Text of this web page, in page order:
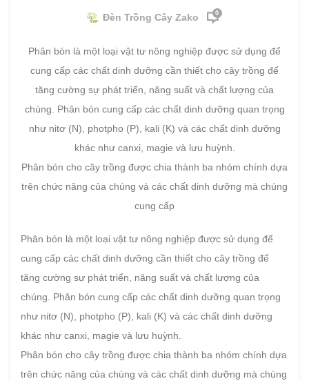
Đèn Trồng Cây Zako 0
Phân bón là một loại vật tư nông nghiệp được sử dụng để
cung cấp các chất dinh dưỡng cần thiết cho cây trồng để
tăng cường sự phát triển, năng suất và chất lượng của
chúng. Phân bón cung cấp các chất dinh dưỡng quan trọng
như nitơ (N), photpho (P), kali (K) và các chất dinh dưỡng
khác như canxi, magie và lưu huỳnh.
Phân bón cho cây trồng được chia thành ba nhóm chính dựa
trên chức năng của chúng và các chất dinh dưỡng mà chúng
cung cấp
Phân bón là một loại vật tư nông nghiệp được sử dụng để
cung cấp các chất dinh dưỡng cần thiết cho cây trồng để
tăng cường sự phát triển, năng suất và chất lượng của
chúng. Phân bón cung cấp các chất dinh dưỡng quan trọng
như nitơ (N), photpho (P), kali (K) và các chất dinh dưỡng
khác như canxi, magie và lưu huỳnh.
Phân bón cho cây trồng được chia thành ba nhóm chính dựa
trên chức năng của chúng và các chất dinh dưỡng mà chúng